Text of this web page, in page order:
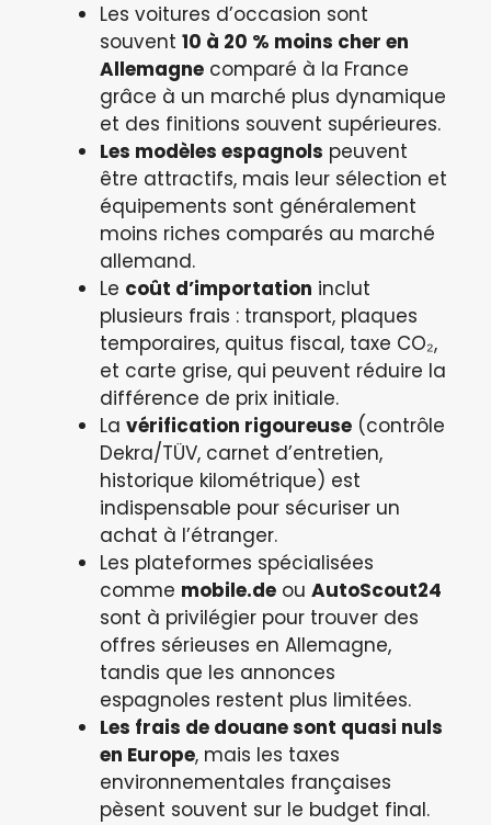
Les voitures d’occasion sont
souvent 10 à 20 % moins cher en
Allemagne comparé à la France
grâce à un marché plus dynamique
et des finitions souvent supérieures.
Les modèles espagnols peuvent
être attractifs, mais leur sélection et
équipements sont généralement
moins riches comparés au marché
allemand.
Le coût d’importation inclut
plusieurs frais : transport, plaques
temporaires, quitus fiscal, taxe CO₂,
et carte grise, qui peuvent réduire la
différence de prix initiale.
La vérification rigoureuse (contrôle
Dekra/TÜV, carnet d’entretien,
historique kilométrique) est
indispensable pour sécuriser un
achat à l’étranger.
Les plateformes spécialisées
comme mobile.de ou AutoScout24
sont à privilégier pour trouver des
offres sérieuses en Allemagne,
tandis que les annonces
espagnoles restent plus limitées.
Les frais de douane sont quasi nuls
en Europe, mais les taxes
environnementales françaises
pèsent souvent sur le budget final.